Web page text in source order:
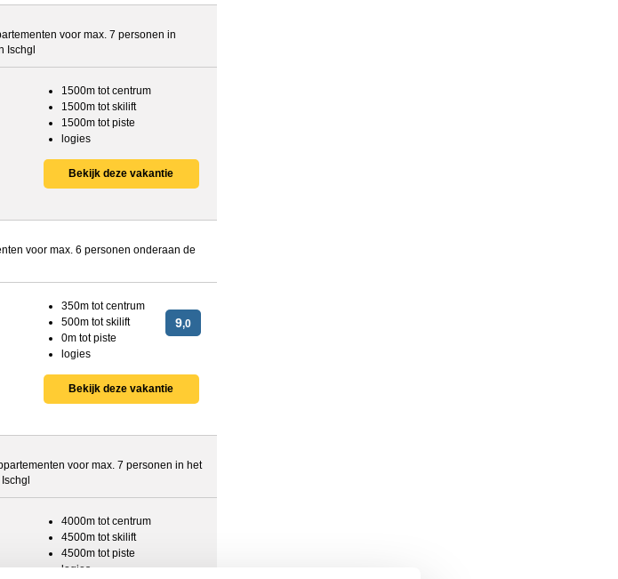
voor max. 7 personen in
Ischgl
1500m tot centrum
1500m tot skilift
1500m tot piste
logies
Bekijk deze vakantie
voor max. 6 personen onderaan de
350m tot centrum
500m tot skilift
0m tot piste
logies
9,0
Bekijk deze vakantie
voor max. 7 personen in het
4000m tot centrum
4500m tot skilift
4500m tot piste
logies